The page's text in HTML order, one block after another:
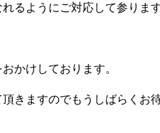
るようにご対応して参ります
かけしております。
きますのでもうしばらくお